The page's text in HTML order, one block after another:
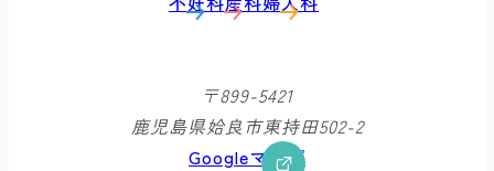
〒899-5421
鹿児島県姶良市東持田502-2
Googleマップ